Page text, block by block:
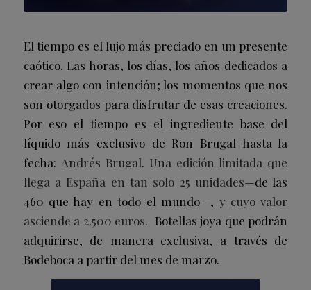
El tiempo es el lujo más preciado en un presente
caótico. Las horas, los días, los años dedicados a
crear algo con intención; los momentos que nos
son otorgados para disfrutar de esas creaciones.
Por eso el tiempo es el ingrediente base del
líquido más exclusivo de Ron Brugal hasta la
fecha: Andrés Brugal. Una edición limitada que
llega a España en tan solo 25 unidades—de las
460 que hay en todo el mundo—, y cuyo valor
asciende a 2.500 euros. Botellas joya que podrán
adquirirse, de manera exclusiva, a través de
Bodeboca a partir del mes de marzo.